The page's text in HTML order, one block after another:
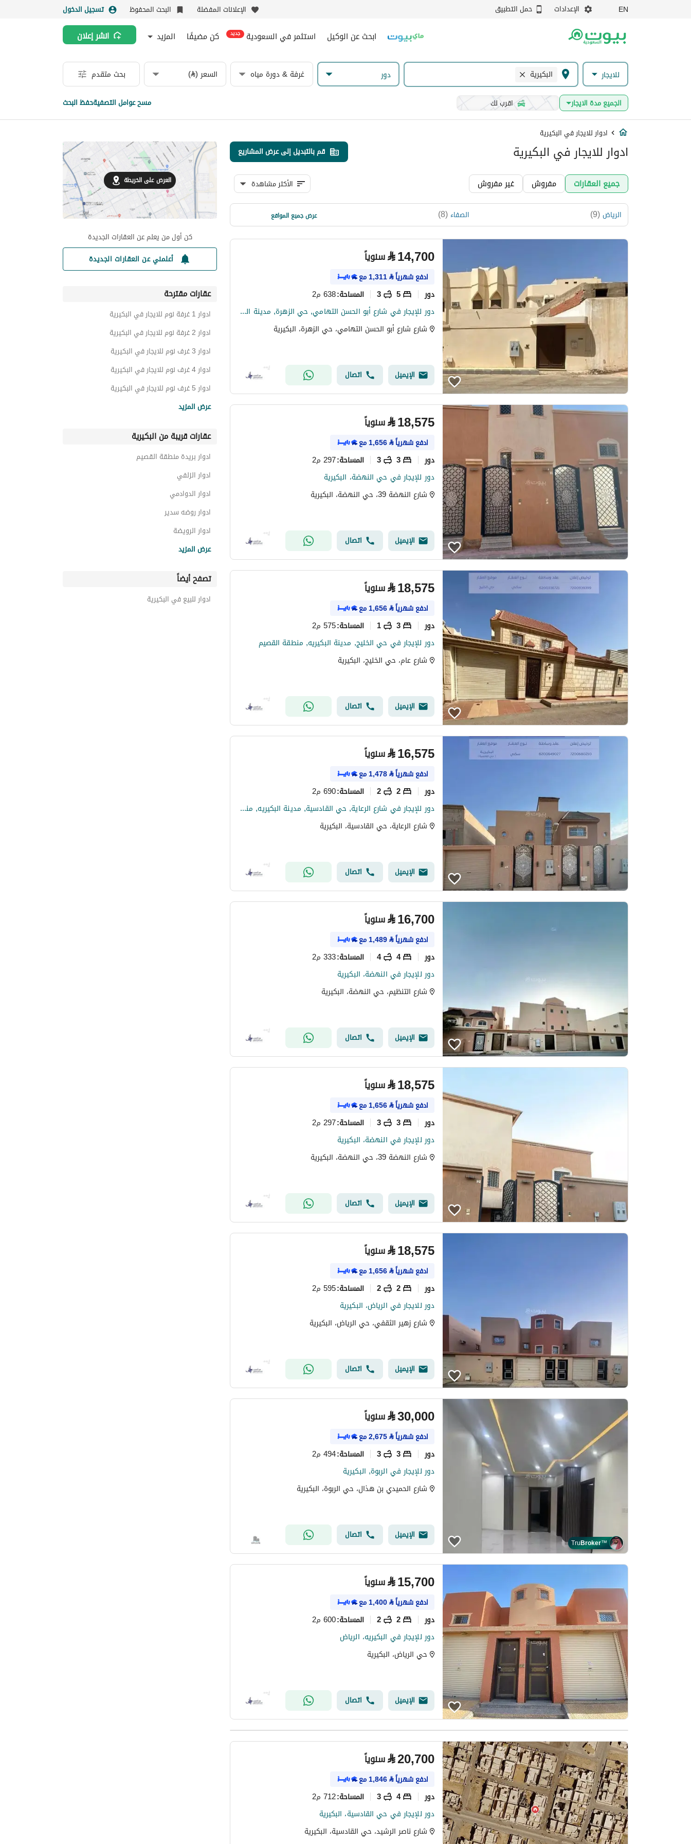
EN الإعدادات حمل التطبيق الإعلانات المفضلة البحث المحفوظ تسجيل الدخول
ابحث عن الوكيل استثمر في السعودية جديد كن مضيفًا المزيد انشر إعلان
للايجار البكيرية دور غرفة & دورة مياه السعر (⃁) بحث متقدم
الجميع مدة الايجار اقرب لك مسح عوامل التصفيةحفظ البحث
ادوار للايجار في البكيرية
ادوار للايجار في البكيرية قم بالتبديل إلى عرض المشاريع
جميع العقارات مفروش غير مفروش الأكثر مشاهدة
الرياض(
9
) الصفاء(
8
) النهضة
(
7
)
المنار
(
6
)
عرض جميع المواقع
⃁14,700 سنوياً
ادفع شهرياً⃁
1,311مع
دور 5
3 المساحة:638 م2
دور للإيجار في شارع أبو الحسن التهامي, حي الزهرة, مدينة البكيرية
شارع شارع أبو الحسن التهامي، حي الزهرة، البكيرية
الإيميل اتصال
⃁18,575 سنوياً
ادفع شهرياً⃁
1,656مع
دور 3
3 المساحة:297 م2
دور للإيجار في حي النهضة، البكيرية
شارع النهضة 39، حي النهضة، البكيرية
الإيميل اتصال
⃁18,575 سنوياً
ادفع شهرياً⃁
1,656مع
دور 3
1 المساحة:575 م2
دور للإيجار في حي الخليج, مدينة البكيريه, منطقة القصيم
شارع عام، حي الخليج، البكيرية
الإيميل اتصال
⃁16,575 سنوياً
ادفع شهرياً⃁
1,478مع
دور 2
2 المساحة:690 م2
دور للإيجار في شارع الرعاية, حي القادسية, مدينة البكيريه, منطقة القصيم
شارع الرعاية، حي القادسية، البكيرية
الإيميل اتصال
⃁16,700 سنوياً
ادفع شهرياً⃁
1,489مع
دور 4
4 المساحة:333 م2
دور للإيجار في النهضة، البكيرية
شارع التنظيم، حي النهضة، البكيرية
الإيميل اتصال
⃁18,575 سنوياً
ادفع شهرياً⃁
1,656مع
دور 3
3 المساحة:297 م2
دور للإيجار في النهضة، البكيرية
شارع النهضة 39، حي النهضة، البكيرية
الإيميل اتصال
⃁18,575 سنوياً
ادفع شهرياً⃁
1,656مع
دور 2
2 المساحة:595 م2
دور للايجار في الرياض، البكيرية
شارع زهير الثقفي، حي الرياض، البكيرية
الإيميل اتصال
TruBroker™
⃁30,000 سنوياً
ادفع شهرياً⃁
2,675مع
دور 3
3 المساحة:494 م2
دور للإيجار في الربوة, البكيرية
شارع الحميدي بن هذال، حي الربوة، البكيرية
الإيميل اتصال
⃁15,700 سنوياً
ادفع شهرياً⃁
1,400مع
دور 2
2 المساحة:600 م2
دور للإيجار في البكيريه، الرياض
حي الرياض، البكيرية
الإيميل اتصال
⃁20,700 سنوياً
ادفع شهرياً⃁
1,846مع
دور 4
3 المساحة:712 م2
دور للإيجار في حي القادسية، البكيرية
شارع ناصر الرشيد، حي القادسية، البكيرية
العرض على الخريطة
كن أول من يعلم عن العقارات الجديدة
أعلمني عن العقارات الجديدة
عقارات مقترحة
ادوار 1 غرفة نوم للايجار في البكيرية
ادوار 2 غرفة نوم للايجار في البكيرية
ادوار 3 غرف نوم للايجار في البكيرية
ادوار 4 غرف نوم للايجار في البكيرية
ادوار 5 غرف نوم للايجار في البكيرية
شقق للايجار في البكيرية
فلل للايجار في البكيرية
عمائر سكنية للايجار في البكيرية
عقارات للايجار في البكيرية
عرض المزيد
عقارات قريبة من البكيرية
ادوار بريدة منطقة القصيم
ادوار الزلفي
ادوار الدوادمي
ادوار روضه سدير
ادوار الرويضة
ادوار ملهم
ادوار حفر الباطن
عرض المزيد
تصفح أيضاً
ادوار للبيع في البكيرية